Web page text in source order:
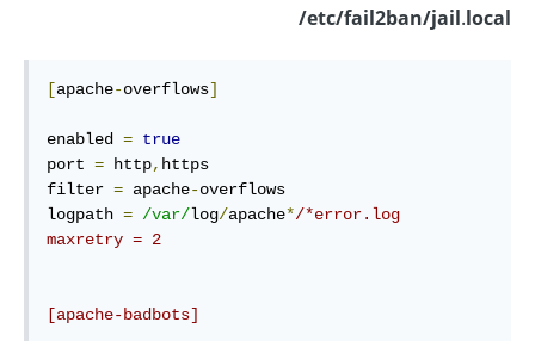
etc/fail2ban/jail.local/
[apache-overflows]
enabled = true
port = http, https
filter = apache-overflows
logpath = /var/log/apache*/*error.log
maxretry = 2
[apache-badbots]